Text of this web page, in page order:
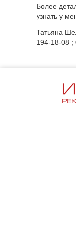
Более
узнать у
Татьяна
194-18-08 ;